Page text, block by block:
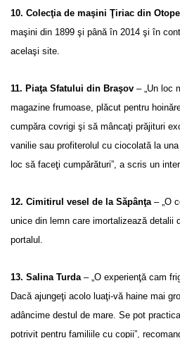
10. Colecţia de maşini Ţiriac din
maşini din 1899 şi până în 2014 şi în
acelaşi site.
11. Piaţa Sfatului din Braşov – „Un loc
magazine frumoase, plăcut pentru
cumpăra covrigi şi să mâncaţi prăjituri
vanilie sau profiterolul cu ciocolată la
loc să faceţi cumpărături”, a scris un
12. Cimitirul vesel de la Săpânţa – „O
unice din lemn care imortalizează detalii
portalul.
13. Salina Turda – „O experienţă cam
Dacă ajungeţi acolo luaţi-vă haine mai
adâncime destul de mare. Se pot
potrivit pentru familiile cu copii”,